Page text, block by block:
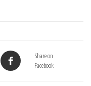
Share on
Facebook